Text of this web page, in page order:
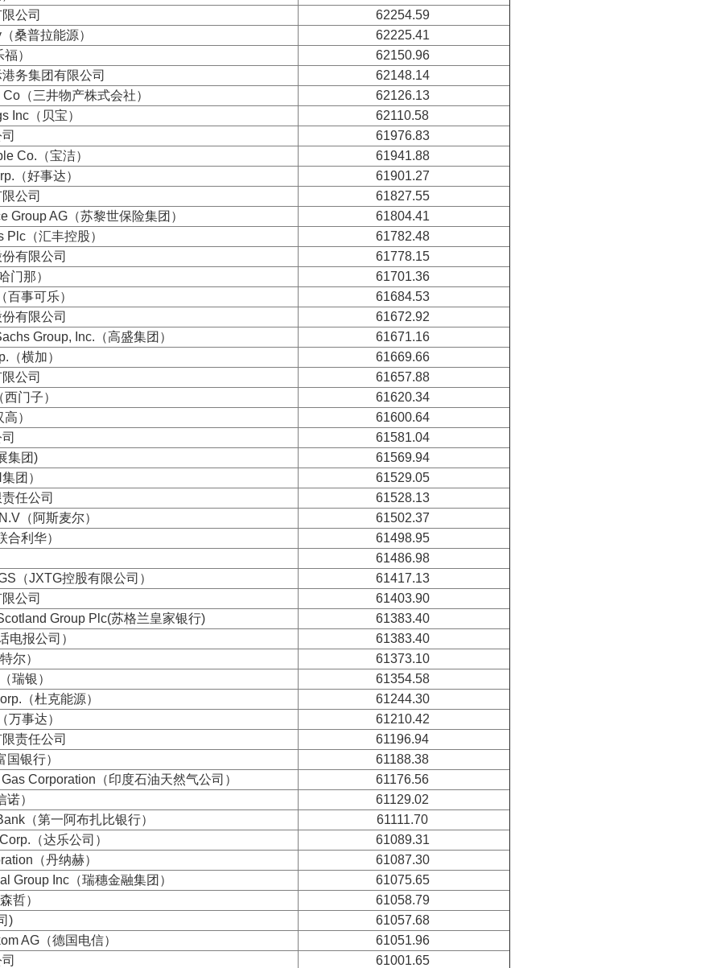
公司
62254.59
桑普拉能源）
62225.41
）
62150.96
务集团有限公司
62148.14
（三井物产株式会社）
62126.13
Inc（贝宝）
62110.58
61976.83
Co.（宝洁）
61941.88
（好事达）
61901.27
公司
61827.55
Group AG（苏黎世保险集团）
61804.41
（汇丰控股）
61782.48
有限公司
61778.15
门那）
61701.36
百事可乐）
61684.53
有限公司
61672.92
Group, Inc.（高盛集团）
61671.16
（横加）
61669.66
公司
61657.88
门子）
61620.34
）
61600.64
61581.04
集团)
61569.94
团）
61529.05
任公司
61528.13
（阿斯麦尔）
61502.37
利华）
61498.95
61486.98
（JXTG控股有限公司）
61417.13
公司
61403.90
Group Plc(苏格兰皇家银行)
61383.40
电报公司）
61383.40
尔）
61373.10
瑞银）
61354.58
（杜克能源）
61244.30
万事达）
61210.42
责任公司
61196.94
银行）
61188.38
Corporation（印度石油天然气公司）
61176.56
）
61129.02
（第一阿布扎比银行）
61111.70
（达乐公司）
61089.31
（丹纳赫）
61087.30
Group Inc（瑞穗金融集团）
61075.65
哲）
61058.79
)
61057.68
AG（德国电信）
61051.96
61001.65